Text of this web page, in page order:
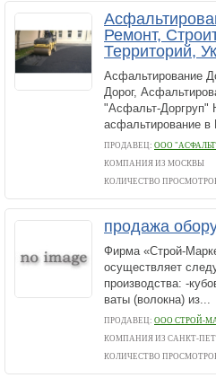
Ремонт,
Территорий,
Асфальтирование
Дорог,
"Асфальт-Доргруп"
асфальтирование
ПРОДАВЕЦ: ООО
КОМПАНИЯ ИЗ МОСКВЫ
КОЛИЧЕСТВО
продажа
Фирма «Строй-
осуществляет
производства: -
ваты (волокна) из...
ПРОДАВЕЦ: ООО СТРОЙ-
КОМПАНИЯ ИЗ САНКТ-
КОЛИЧЕСТВО